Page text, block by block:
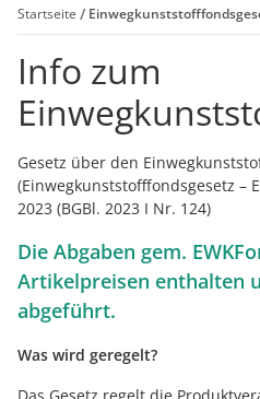
Startseite
Info zum
Gesetz über den
(Einwegkunststofffondsgesetz –
2023 (BGBl. 2023 I Nr. 124)
Die Abgaben gem.
Artikelpreisen enthalten
abgeführt.
Was wird geregelt?